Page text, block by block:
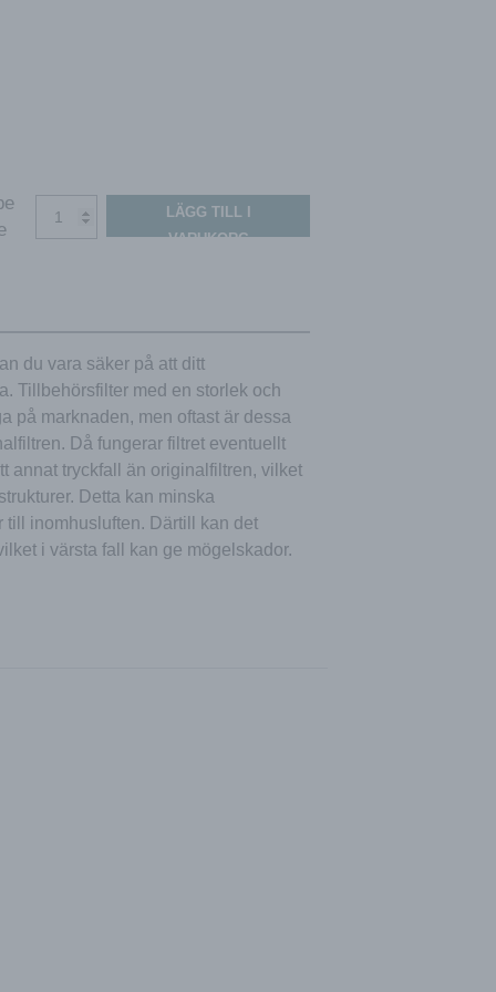
ISO
ePM10
60%
(F7/M5)
mängd
LÄGG TILL I
VARUKORG
du vara säker på att ditt
Tillbehörsfilter med en storlek och
på marknaden, men oftast är dessa
Då fungerar filtret eventuellt
annat tryckfall än originalfiltren, vilket
Detta kan minska
till inomhusluften. Därtill kan det
i värsta fall kan ge mögelskador.